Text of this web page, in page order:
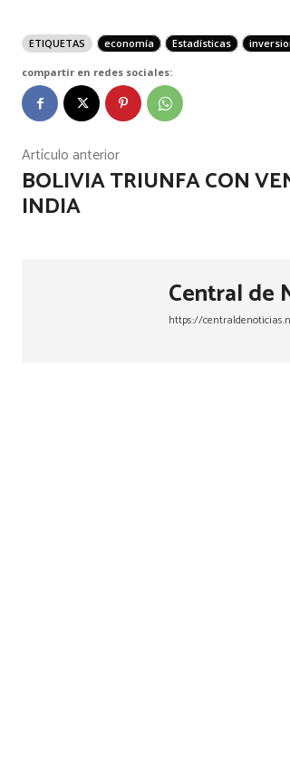
ETIQUETAS economía Estadísticas
compartir en redes sociales:
Artículo anterior
BOLIVIA TRIUNFA CON
INDIA
Central de
https://